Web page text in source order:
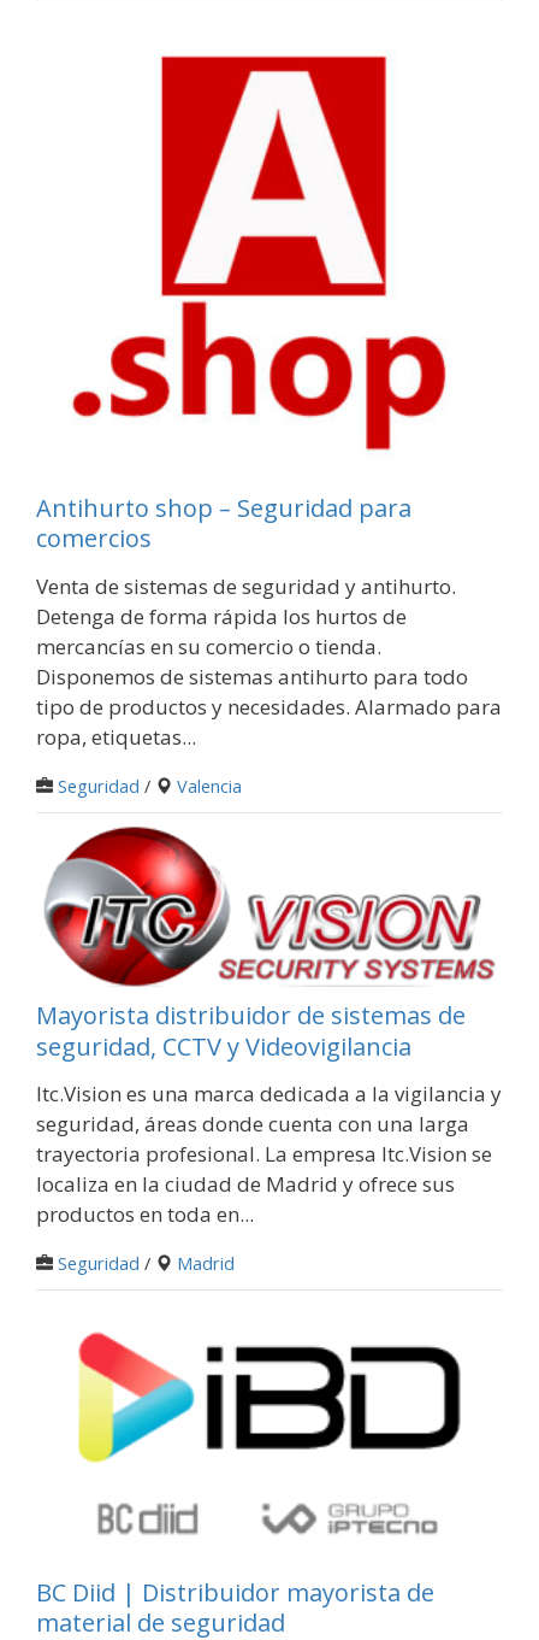
Antihurto shop – Seguridad para
comercios
Venta de sistemas de seguridad y antihurto.
Detenga de forma rápida los hurtos de
mercancías en su comercio o tienda.
Disponemos de sistemas antihurto para todo
tipo de productos y necesidades. Alarmado para
ropa, etiquetas...
Seguridad / Valencia
Mayorista distribuidor de sistemas de
seguridad, CCTV y Videovigilancia
Itc.Vision es una marca dedicada a la vigilancia y
seguridad, áreas donde cuenta con una larga
trayectoria profesional. La empresa Itc.Vision se
localiza en la ciudad de Madrid y ofrece sus
productos en toda en...
Seguridad / Madrid
BC Diid | Distribuidor mayorista de
material de seguridad